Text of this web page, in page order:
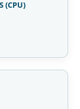
(CPU)